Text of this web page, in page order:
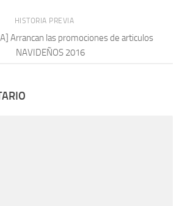
HISTORIA PREVIA
Arrancan las promociones de articulos
NAVIDEÑOS 2016